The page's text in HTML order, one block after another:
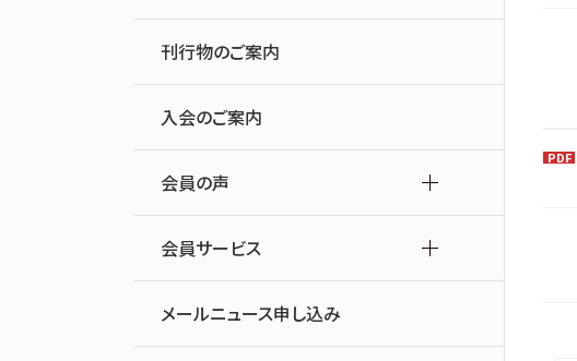
刊行物のご案内
入会のご案内
会員の声
会員サービス
メールニュース申し込み